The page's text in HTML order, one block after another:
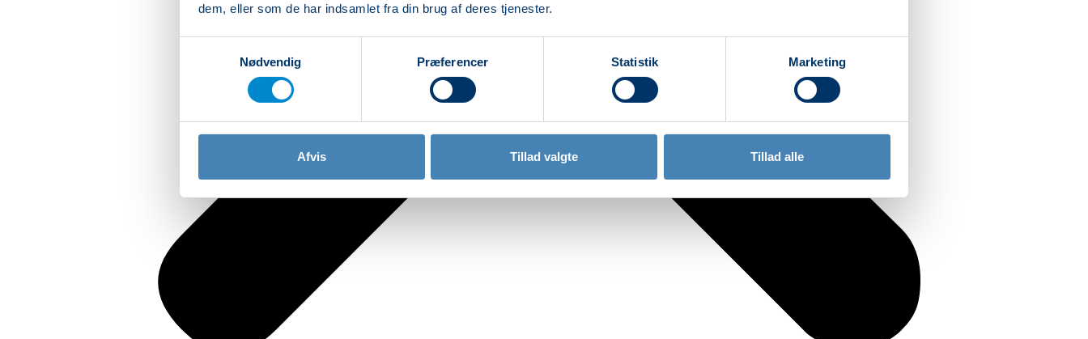
dem, eller som de har indsamlet fra din brug af deres tjenester.
Nødvendig
Præferencer Statistik Marketing
Afvis Tillad valgte Tillad alle